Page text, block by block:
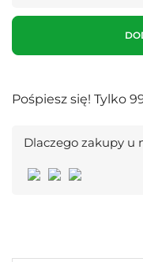
Pośpiesz się! Tylko
Dlaczego zakupy u